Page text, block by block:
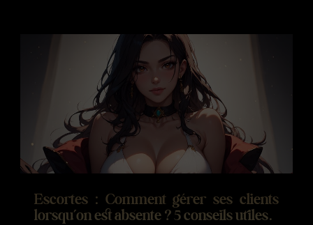
Escortes : Comment gérer ses clients
lorsqu’on est absente ? 5 conseils utiles.